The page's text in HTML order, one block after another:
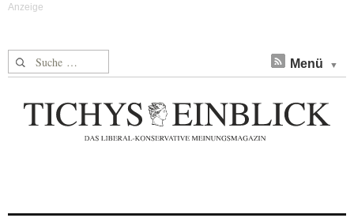
Suche nach: Menü